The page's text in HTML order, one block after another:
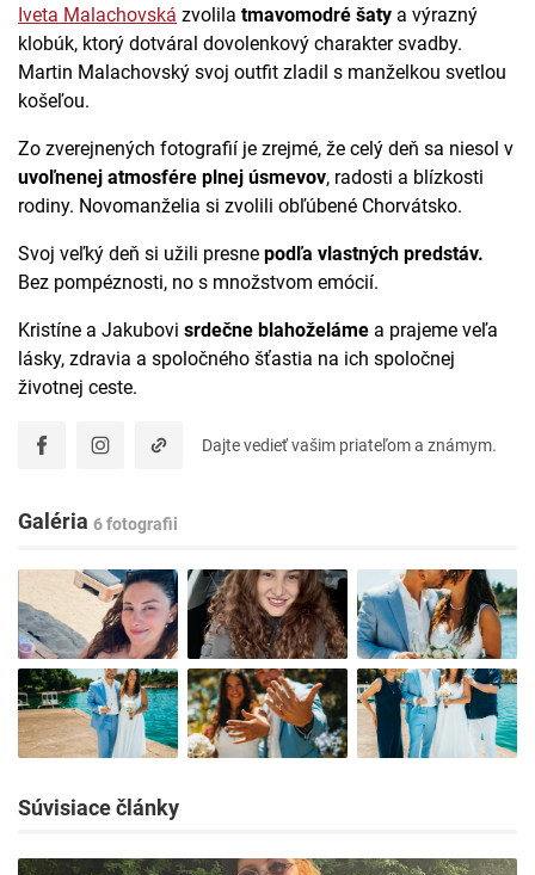
Iveta Malachovská zvolila tmavomodré šaty a výrazný
klobúk, ktorý dotváral dovolenkový charakter svadby.
Martin Malachovský svoj outfit zladil s manželkou svetlou
košeľou.
Zo zverejnených fotografií je zrejmé, že celý deň sa niesol v
uvoľnenej atmosfére plnej úsmevov, radosti a blízkosti
rodiny. Novomanželia si zvolili obľúbené Chorvátsko.
Svoj veľký deň si užili presne podľa vlastných predstáv.
Bez pompéznosti, no s množstvom emócií.
Kristíne a Jakubovi srdečne blahoželáme a prajeme veľa
lásky, zdravia a spoločného šťastia na ich spoločnej
životnej ceste.
Dajte vedieť vašim priateľom a známym.
Galéria 6 fotografii
Súvisiace články